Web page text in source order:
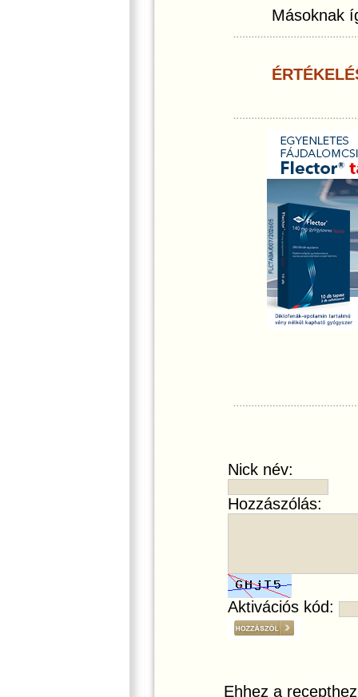
Másoknak
Nick név:
Hozzászólás:
Aktivációs kód:
Ehhez a